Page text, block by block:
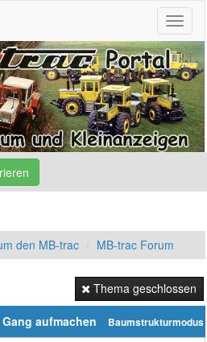
den MB-trac MB-trac Forum
Thema geschlossen
Baumstrukturmodus
aufmachen